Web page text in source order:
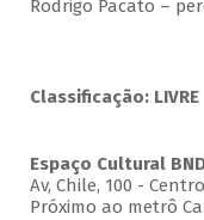
Rodrigo Pacato –
Classificação: LIVRE
Espaço Cultural
Av, Chile, 100 - Centro
Próximo ao metrô